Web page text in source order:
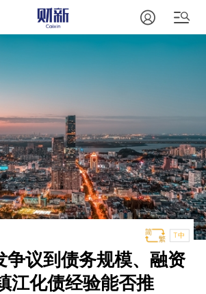
T中
争议到债务规模、融资
江化债经验能否推